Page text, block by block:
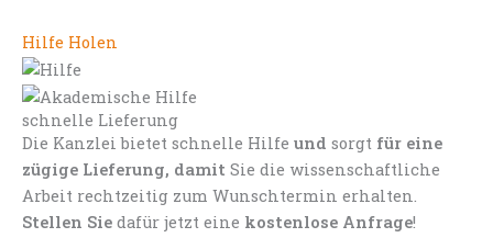
Hilfe Holen
schnelle Lieferung
Die Kanzlei bietet schnelle Hilfe und sorgt für eine
zügige Lieferung, damit Sie die wissenschaftliche
Arbeit rechtzeitig zum Wunschtermin erhalten.
Stellen Sie dafür jetzt eine kostenlose Anfrage!